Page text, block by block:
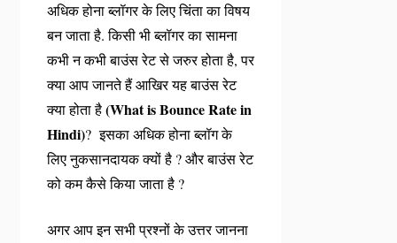
अधिक होना ब्लॉगर के लिए चिंता का विषय
बन जाता है. किसी भी ब्लॉगर का सामना
कभी न कभी बाउंस रेट से जरुर होता है, पर
क्या आप जानते हैं आखिर यह बाउंस रेट
क्या होता है(What is Bounce Rate in
Hindi)? इसका अधिक होना ब्लॉग के
लिए नुकसानदायक क्यों है ? और बाउंस रेट
को कम कैसे किया जाता है ?
अगर आप इन सभी प्रश्नों के उत्तर जानना